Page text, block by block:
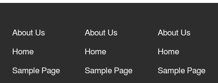
“অসহযোগ” আন্দোলনের হুমকি
দরজা খোলা রেখেছেন
About Us
Home
Sample Page
About Us
Home
Sample Page
About Us
Home
Sample Page